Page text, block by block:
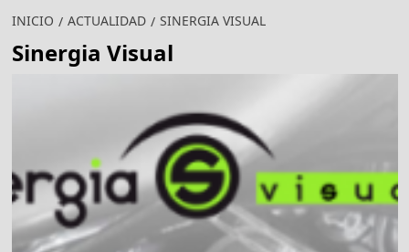
INICIO ACTUALIDAD SINERGIA VISUAL
Sinergia Visual